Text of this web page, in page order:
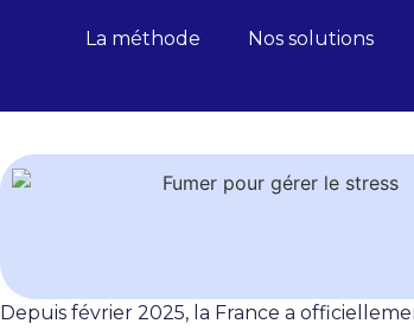
La méthode Nos solutions
Depuis février 2025, la France a